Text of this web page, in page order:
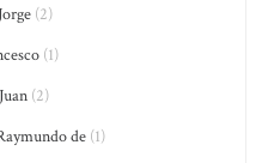
(2)
(1)
(2)
de (1)